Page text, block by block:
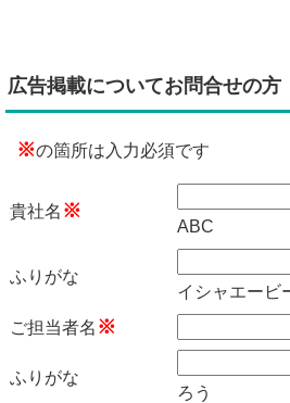
広告掲載についてお問合せの方
※の箇所は入力必須です
貴社名 ※
ABC
ふりがな
イシャエービ
ご担当者名 ※
ふりがな
ろう